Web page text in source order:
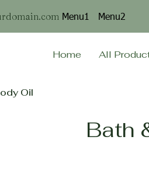
Menu1 Menu2
Home All
Oil
Bath